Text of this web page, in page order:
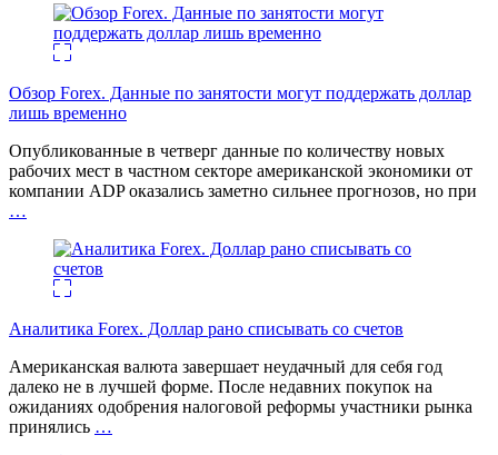
Обзор Forex. Данные по занятости могут поддержать доллар
лишь временно
Опубликованные в четверг данные по количеству новых
рабочих мест в частном секторе американской экономики от
компании ADP оказались заметно сильнее прогнозов, но при
…
Аналитика Forex. Доллар рано списывать со счетов
Американская валюта завершает неудачный для себя год
далеко не в лучшей форме. После недавних покупок на
ожиданиях одобрения налоговой реформы участники рынка
принялись …